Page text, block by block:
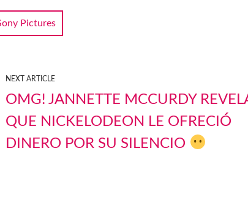
Pictures
NEXT ARTICLE
OMG! JANNETTE MCCURDY
QUE NICKELODEON LE OFRECIÓ
DINERO POR SU SILENCIO